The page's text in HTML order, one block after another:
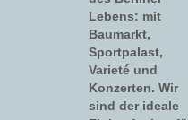
Lebens: mit
Baumarkt,
Sportpalast,
Varieté und
Konzerten. Wir
sind der ideale